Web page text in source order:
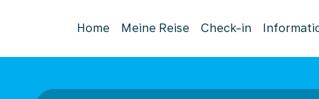
Home Meine Reise Check-in